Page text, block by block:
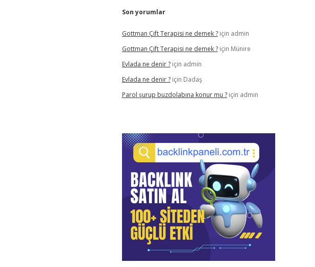
Son yorumlar
Gottman Çift Terapisi ne demek ?için admin
Gottman Çift Terapisi ne demek ?için Münire
Evlada ne denir ?için admin
Evlada ne denir ?için Dadaş
Parol şurup buzdolabına konur mu ?için admin